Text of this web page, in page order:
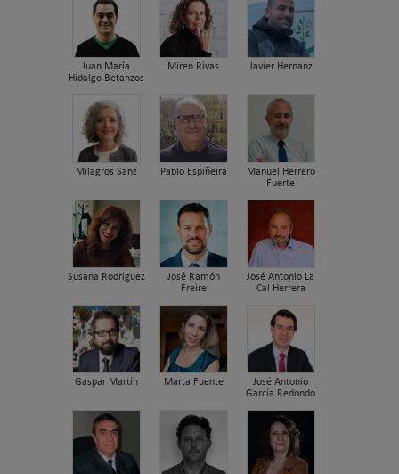
Juan María
Hidalgo Betanzos
Miren Rivas Javier Hernanz
Milagros Sanz Pablo Espiñeira
Manuel Herrero
Fuerte
Susana Rodriguez
José Ramón
Freire
José Antonio La
Cal Herrera
Gaspar Martín Marta Fuente
José Antonio
García Redondo